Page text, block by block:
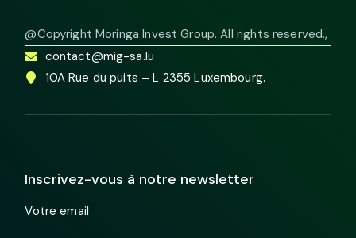
@Copyright Moringa Invest Group. All rights reserved.,
contact@mig-sa.lu
10A Rue du puits – L 2355 Luxembourg.
Inscrivez-vous à notre newsletter
Votre email